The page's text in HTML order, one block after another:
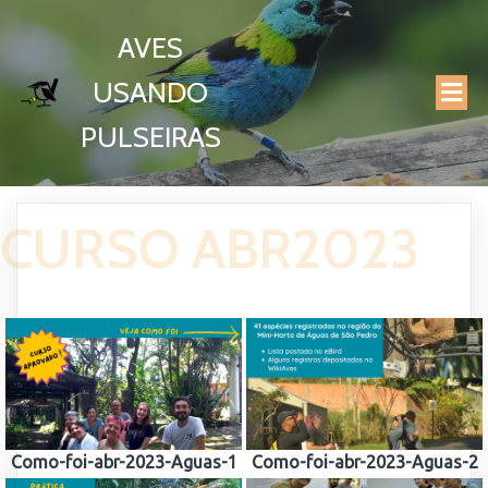
AVES
USANDO
PULSEIRAS
CURSO ABR2023
Como-foi-abr-2023-Aguas-1 Como-foi-abr-2023-Aguas-2